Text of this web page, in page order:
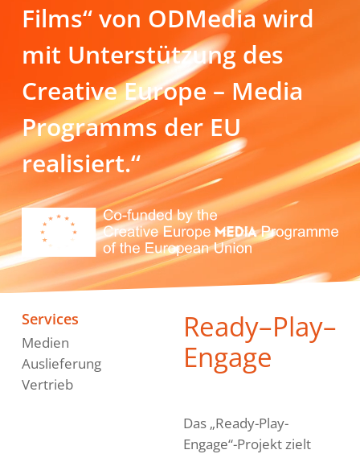
Films“ von ODMedia wird
mit Unterstützung des
Creative Europe – Media
Programms der EU
realisiert.“
Services
Medien
Auslieferung
Vertrieb
Ready–Play–
Engage
Das „Ready-Play-
Engage“-Projekt zielt